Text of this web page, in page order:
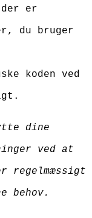
der er
du bruger
koden ved
dine
ved at
regelmæssigt
behov.